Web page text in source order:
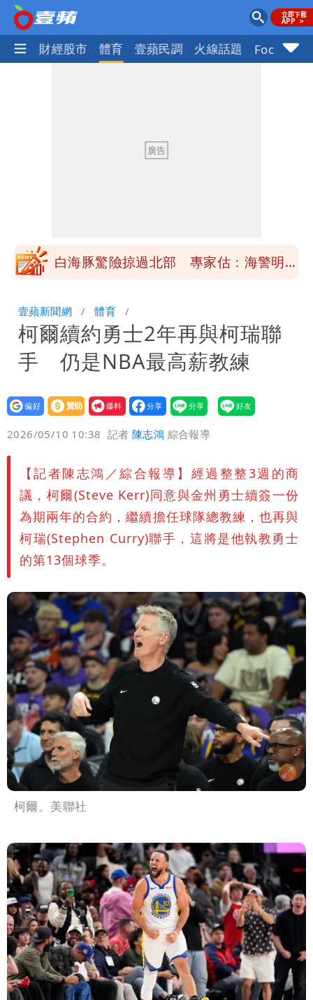
國際 財經股市 體育 壹蘋民調 火線話題 Focus+
「終於能交代」 捐500萬獎學金延續愛
白海豚颱風逼近！鄭明典示警「恐遇黑潮
砸重金再買一整桌卡盒
白海豚驚險掠過北部 專家估：海警明發
「終於能交代」 捐500萬獎學金延續愛
白海豚颱風逼近！鄭明典示警「恐遇黑潮
變強」 路徑分歧藏警訊：不利強度維持
壹蘋新聞網 體育
柯爾續約勇士2年再與柯瑞聯
手 仍是NBA最高薪教練
設為
贊助
我要
爆料
2026/05/10 10:38 記者陳志鴻 綜合報導
【記者陳志鴻／綜合報導】經過整整3週的商
議，柯爾(Steve Kerr)同意與金州勇士續簽一份
為期兩年的合約，繼續擔任球隊總教練，也再與
柯瑞(Stephen Curry)聯手，這將是他執教勇士
的第13個球季。
柯爾。美聯社